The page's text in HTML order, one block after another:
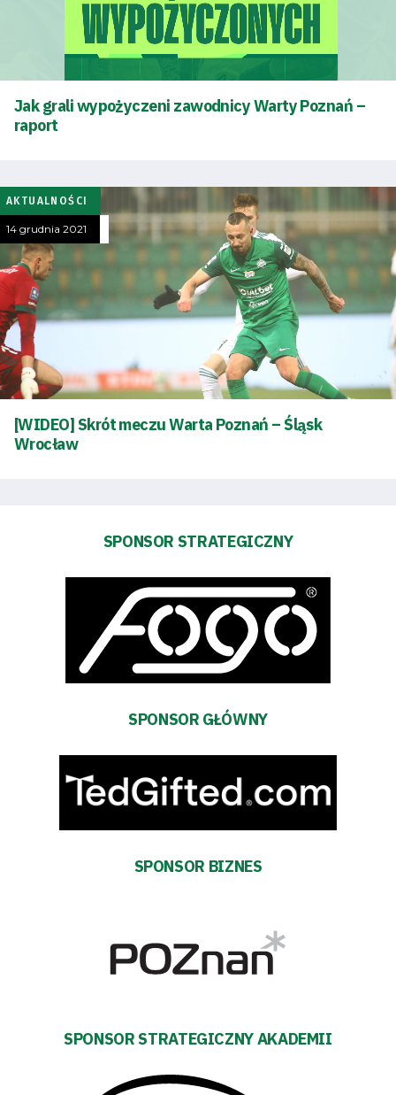
Pierwszy
zespół
Amp
Akademia
Aktualności
Warta
TV
Fundacja
Biznes
prywatności
Warciarzy
#WARTOpobrać
transakcyjnych
Jak grali wypożyczeni zawodnicy Warty Poznań –
raport
AKTUALNOŚCI
14 grudnia 2021
[WIDEO] Skrót meczu Warta Poznań – Śląsk
Wrocław
SPONSOR STRATEGICZNY
SPONSOR GŁÓWNY
SPONSOR BIZNES
SPONSOR STRATEGICZNY AKADEMII